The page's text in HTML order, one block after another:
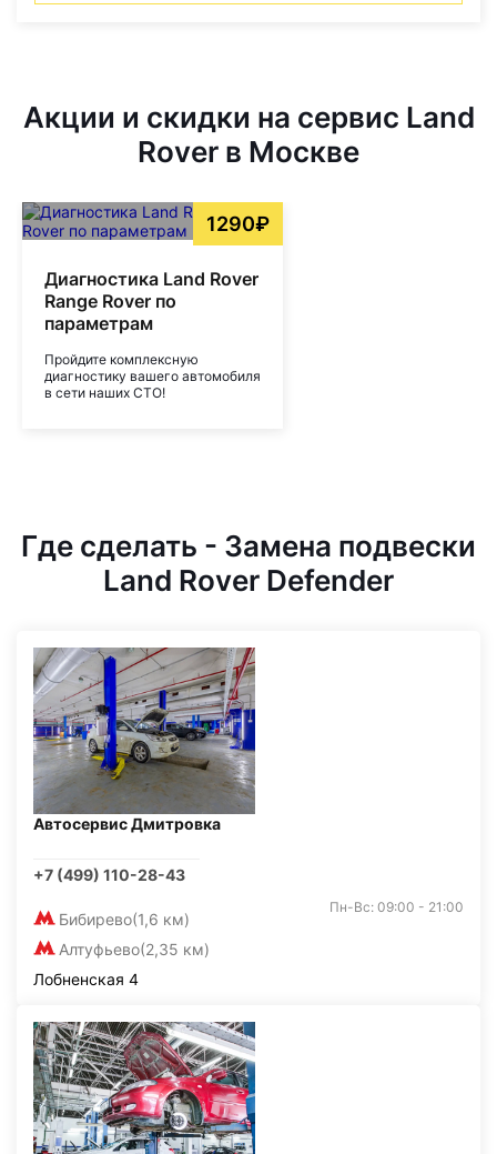
Акции и скидки на сервис Land
Rover в Москве
1290₽
Диагностика Land Rover
Range Rover по
параметрам
Пройдите комплексную
диагностику вашего автомобиля
в сети наших СТО!
Где сделать - Замена подвески
Land Rover Defender
Автосервис Дмитровка
+7 (499) 110-28-43
Бибирево(1,6 км)
Алтуфьево(2,35 км)
Пн-Вс: 09:00 - 21:00
Лобненская 4